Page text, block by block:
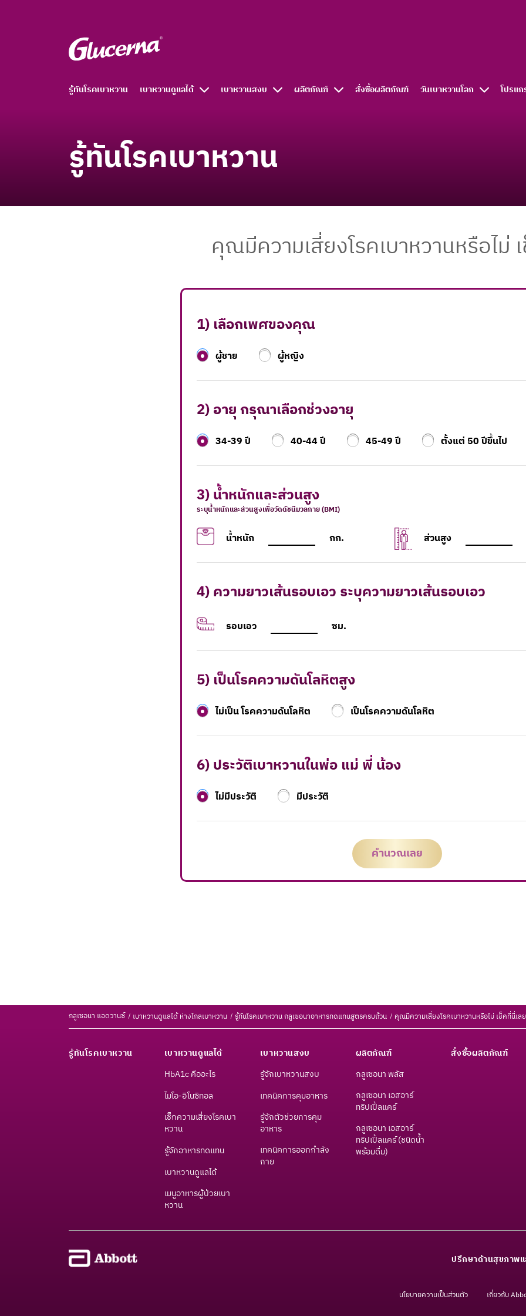
รู้ทันโรคเบาหวาน เบาหวานดูแลได้ เบาหวานสงบ ผลิตภัณฑ์ สั่งซื้อผลิตภัณฑ์​ วันเบาหวานโลก โปรแ
รู้ทันโรคเบาหวาน
คุณมีความเสี่ยงโรคเบาหวานหรือไม่
1) เลือกเพศของคุณ
ผู้ชาย ผู้หญิง
2) อายุ กรุณาเลือกช่วงอายุ
34-39 ปี 40-44 ปี 45-49 ปี ตั้งแต่ 50 ปีขึ้นไป
3) น้ำหนักและส่วนสูง
ระบุน้ำหนักและส่วนสูงเพื่อวัดดัชนีมวลกาย (BMI)
น้ำหนัก กก. ส่วนสูง
4) ความยาวเส้นรอบเอว ระบุความยาวเส้นรอบเอว
รอบเอว ซม.
5) เป็นโรคความดันโลหิตสูง
ไม่เป็น โรคความดันโลหิต เป็นโรคความดันโลหิต
6) ประวัติเบาหวานในพ่อ แม่ พี่ น้อง
ไม่มีประวัติ มีประวัติ
คำนวณเลย
กลูเซอนา แอดวานซ์ เบาหวานดูแลได้ ห่างไกลเบาหวาน รู้ทันโรคเบาหวาน กลูเซอนาอาหารทดแทนสูตรครบถ้วน คุณมีความเสี่ยงโรคเบาหวานหรือไม่ เช็คที่นี่เล
รู้ทันโรคเบาหวาน
เบาหวานดูแลได้
HbA1c คืออะไร
ไมโอ-อิโนซิทอล
เช็กความเสี่ยงโรคเบา
หวาน​
รู้จักอาหารทดแทน
เบาหวานดูแลได้
เมนูอาหารผู้ป่วยเบา
หวาน
เบาหวานสงบ
รู้จักเบาหวานสงบ
เทคนิคการคุมอาหาร
รู้จักตัวช่วยการคุม
อาหาร
เทคนิคการออกกำลัง
กาย
ผลิตภัณฑ์
กลูเซอนา พลัส
กลูเซอนา เอสอาร์
ทริปเปิ้ลแคร์
กลูเซอนา เอสอาร์
ทริปเปิ้ลแคร์ (ชนิดน้ำ
พร้อมดื่ม)
สั่งซื้อผลิตภัณฑ์
ปรึกษาด้านสุขภาพแ
นโยบายความเป็นส่วนตัว เกี่ยวกับ